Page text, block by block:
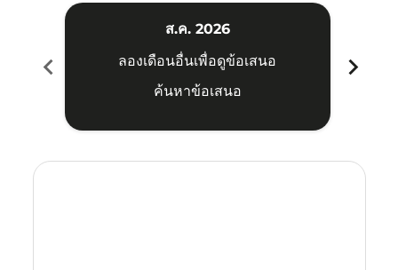
chevron_left
ส.ค. 2026
ลองเดือนอื่นเพื่อดูข้อเสนอ
ค้นหาข้อเสนอ
chevron_right